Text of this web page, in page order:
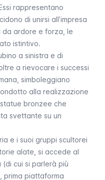
rappresentano
di unirsi all’impresa
da ardore e forza, le
istintivo.
a sinistra e di
a rievocare i successi
simboleggiano
alla realizzazione
bronzee che
svettante su un
e i suoi gruppi scultorei
alate, si accede al
(di cui si parlerà più
prima piattaforma